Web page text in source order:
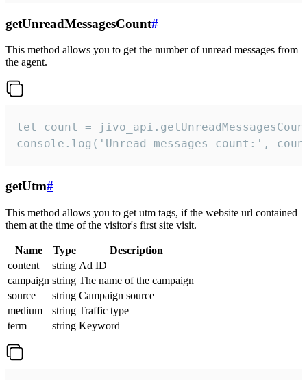
getUnreadMessagesCount#
This method allows you to get the number of unread messages from
the agent.
let count =
console.log('Unread messages count:',
getUtm#
This method allows you to get utm tags, if the website url contained
them at the time of the visitor's first site visit.
Name Type
Description
content
string Ad ID
campaign string The name of the campaign
source
string Campaign source
medium
string Traffic type
term
string Keyword